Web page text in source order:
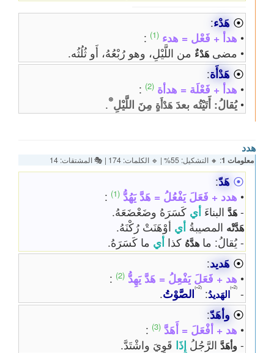
⦿ هَدْء:
• هدأ + فَعْل = هدء (1)
:
• مضى هَدْءٌمن اللَّيْلِ، وهو رُبْعُهُ، أَو ثُلُثُه.
⦿ هَدْأَة:
• هدأ + فَعْلَة = هدأة (2)
:
• يُقالُ: أَتَيْتُه بعدَ هَدْأَةٍمِنَ اللَّيْلِ⊛
.
هدد
معلومات 1 : 🔸 التشكيل: 55% | 🔹 الكلمات: 174 | 🎭 المشتقات: 14
⦿ هَدّ:
• هدد + فَعَلَ يَفْعُلُ = هَدَّ يَهُدُّ (1)
:
- هَدَّالبناءَأيكَسَرَهُ وضَعْضَعَهُ.
هَدَّتْهالمصيبةُأيأوْهَنَتْ رُكْنَهُ.
- يُقالُ: ما هدَّهُكذاأيما كَسَرَهُ.
⦿ هَديد:
• هد + فَعَلَ يَفْعِلُ = هَدَّ يَهِدُّ (2)
:
-
الهَديدُ: الصَّوْتُ.
⦿ وأهَدّ:
• هد + أفْعَلَ = أَهَدَّ (3)
:
- وأهَدَّالرَّجُلُإِذَاقَوِيَ واشْتَدَّ.